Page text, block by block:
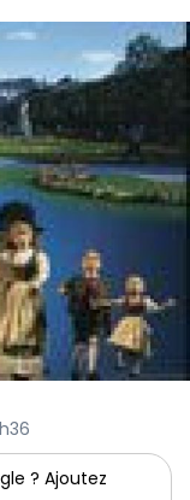
? Ajoutez